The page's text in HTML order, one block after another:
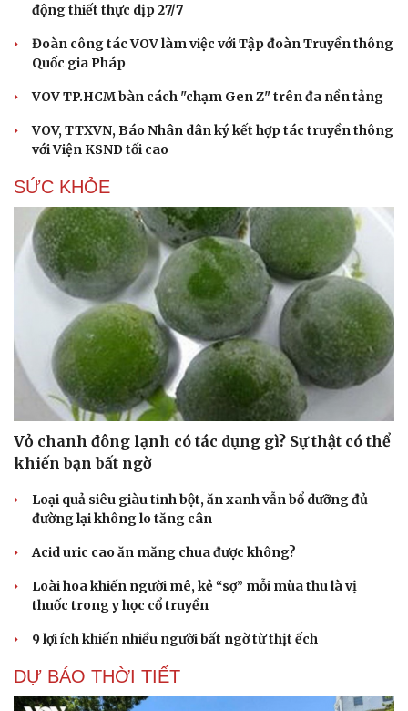
động thiết thực dịp 27/7
Đoàn công tác VOV làm việc với Tập đoàn Truyền thông
Quốc gia Pháp
VOV TP.HCM bàn cách "chạm Gen Z" trên đa nền tảng
VOV, TTXVN, Báo Nhân dân ký kết hợp tác truyền thông
với Viện KSND tối cao
SỨC KHỎE
Vỏ chanh đông lạnh có tác dụng gì? Sự thật có thể
khiến bạn bất ngờ
Loại quả siêu giàu tinh bột, ăn xanh vẫn bổ dưỡng đủ
đường lại không lo tăng cân
Acid uric cao ăn măng chua được không?
Loài hoa khiến người mê, kẻ “sợ” mỗi mùa thu là vị
thuốc trong y học cổ truyền
9 lợi ích khiến nhiều người bất ngờ từ thịt ếch
DỰ BÁO THỜI TIẾT